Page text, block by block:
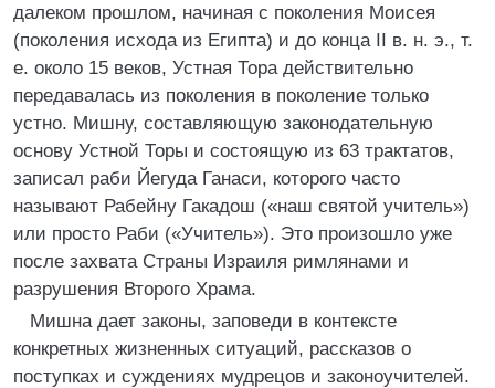
далеком прошлом, начиная с поколения Моисея
(поколения исхода из Египта) и до конца II в. н. э., т.
е. около 15 веков, Устная Тора действительно
передавалась из поколения в поколение только
устно. Мишну, составляющую законодательную
основу Устной Торы и состоящую из 63 трактатов,
записал раби Йегуда Ганаси, которого часто
называют Рабейну Гакадош («наш святой учитель»)
или просто Раби («Учитель»). Это произошло уже
после захвата Страны Израиля римлянами и
разрушения Второго Храма.
Мишна дает законы, заповеди в контексте
конкретных жизненных ситуаций, рассказов о
поступках и суждениях мудрецов и законоучителей.